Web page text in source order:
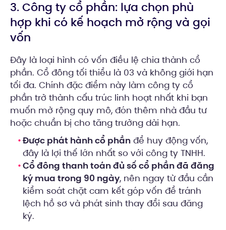
3. Công ty cổ phần: lựa chọn phù
hợp khi có kế hoạch mở rộng và gọi
vốn
Đây là loại hình có vốn điều lệ chia thành cổ
phần. Cổ đông tối thiểu là 03 và không giới hạn
tối đa. Chính đặc điểm này làm công ty cổ
phần trở thành cấu trúc linh hoạt nhất khi bạn
muốn mở rộng quy mô, đón thêm nhà đầu tư
hoặc chuẩn bị cho tăng trưởng dài hạn.
Được phát hành cổ phần để huy động vốn,
đây là lợi thế lớn nhất so với công ty TNHH.
Cổ đông thanh toán đủ số cổ phần đã đăng
ký mua trong 90 ngày, nên ngay từ đầu cần
kiểm soát chặt cam kết góp vốn để tránh
lệch hồ sơ và phát sinh thay đổi sau đăng
ký.